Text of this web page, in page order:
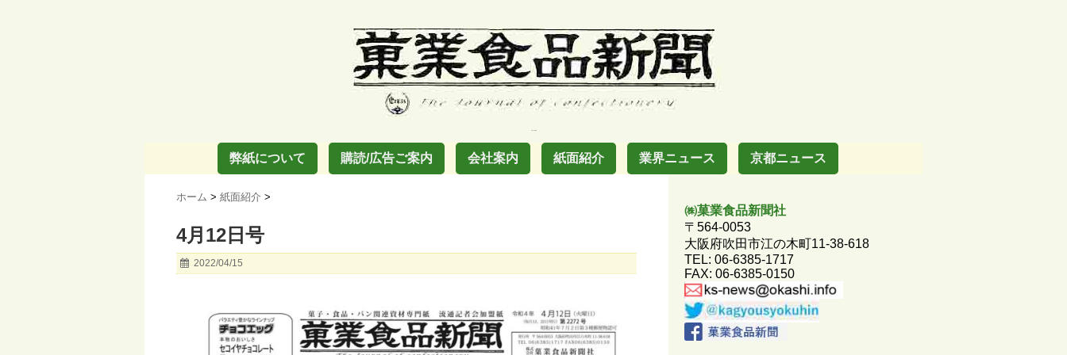
弊紙について 購読/広告ご案内 会社案内 紙面紹介 業界ニュース 京都ニュース
ホーム > 紙面紹介 >
4月12日号
2022/04/15
㈱菓業食品新聞社
〒564-0053
大阪府吹田市江の木町11-38-618
TEL: 06-6385-1717
FAX: 06-6385-0150